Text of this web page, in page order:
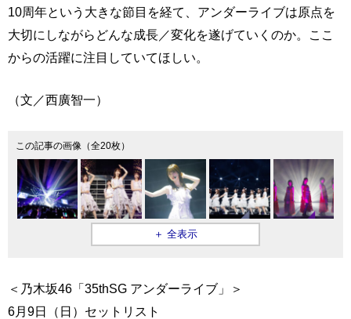
10周年という大きな節目を経て、アンダーライブは原点を
大切にしながらどんな成長／変化を遂げていくのか。ここ
からの活躍に注目していてほしい。
（文／西廣智一）
この記事の画像（全20枚）
＋ 全表示
＜乃木坂46「35thSG アンダーライブ」＞
6月9日（日）セットリスト